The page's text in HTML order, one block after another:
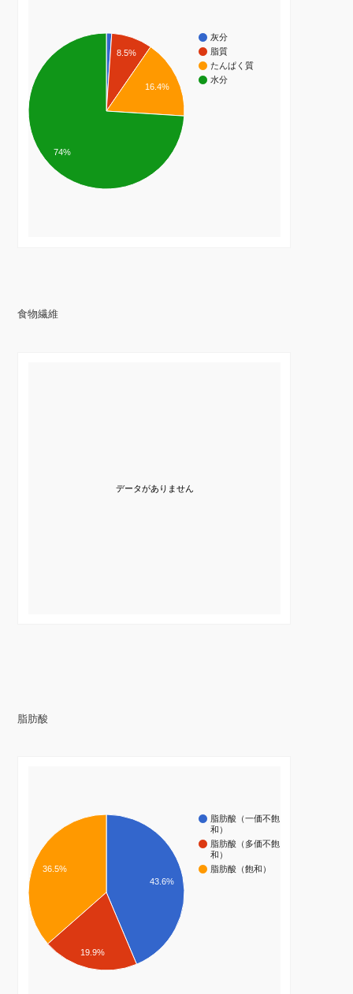
灰分
脂質
たんぱく質
水分
8.5%
16.4%
74%
食物繊維
データがありません
脂肪酸
脂肪酸（一価不飽
和）
脂肪酸（多価不飽
和）
脂肪酸（飽和）
43.6%
36.5%
19.9%